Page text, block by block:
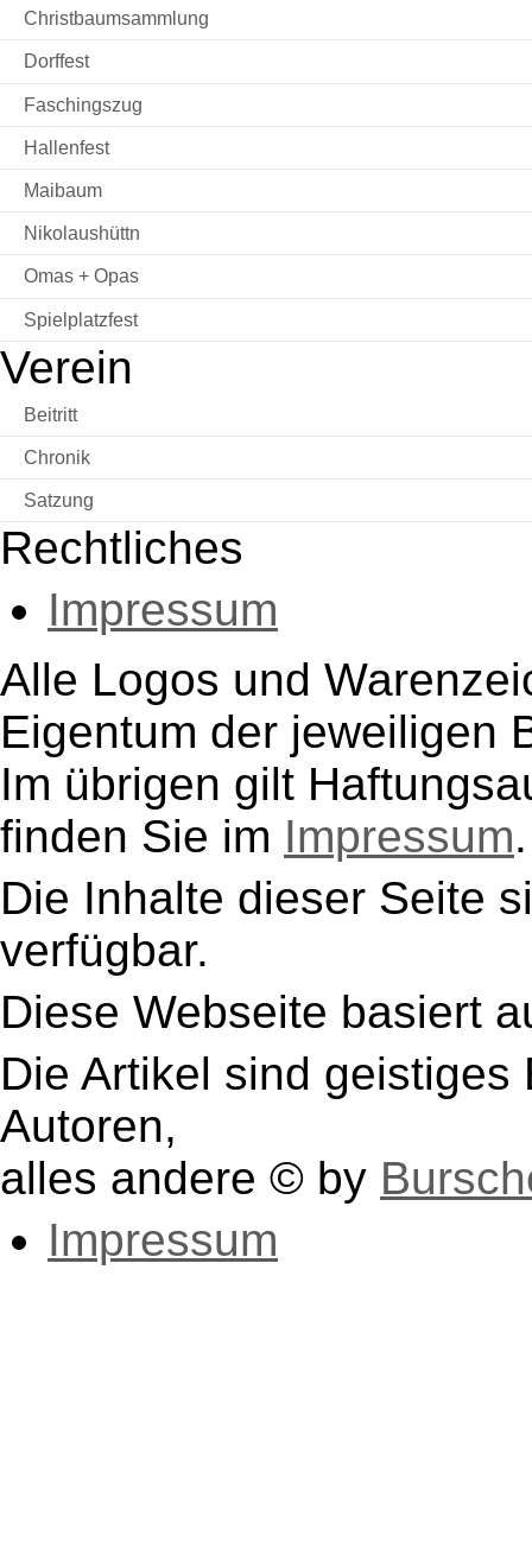
Christbaumsammlung
Dorffest
Faschingszug
Hallenfest
Maibaum
Nikolaushüttn
Omas + Opas
Spielplatzfest
Verein
Beitritt
Chronik
Satzung
Rechtliches
Impressum
Alle Logos und
Eigentum der jeweiligen
Im übrigen gilt
finden Sie im Impressum.
Die Inhalte dieser Seite
verfügbar.
Diese Webseite basiert
Die Artikel sind
Autoren,
alles andere © by
Impressum